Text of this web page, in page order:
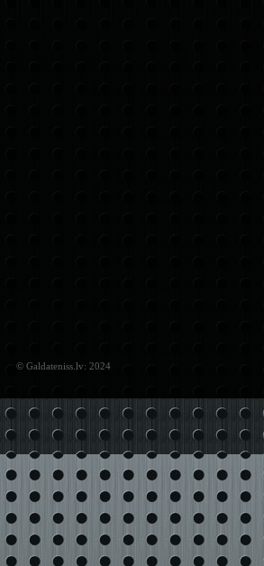
© Galdateniss.lv: 2024